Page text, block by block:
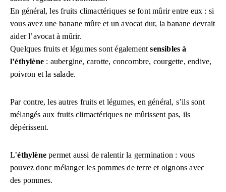
En général, les fruits climactériques se font mûrir entre eux : si
vous avez une banane mûre et un avocat dur, la banane devrait
aider l’avocat à mûrir.
Quelques fruits et légumes sont égalementsensibles à
l’éthylène : aubergine, carotte, concombre, courgette, endive,
poivron et la salade.
Par contre, les autres fruits et légumes, en général, s’ils sont
mélangés aux fruits climactériques ne mûrissent pas, ils
dépérissent.
L’éthylène permet aussi de ralentir la germination : vous
pouvez donc mélanger les pommes de terre et oignons avec
des pommes.